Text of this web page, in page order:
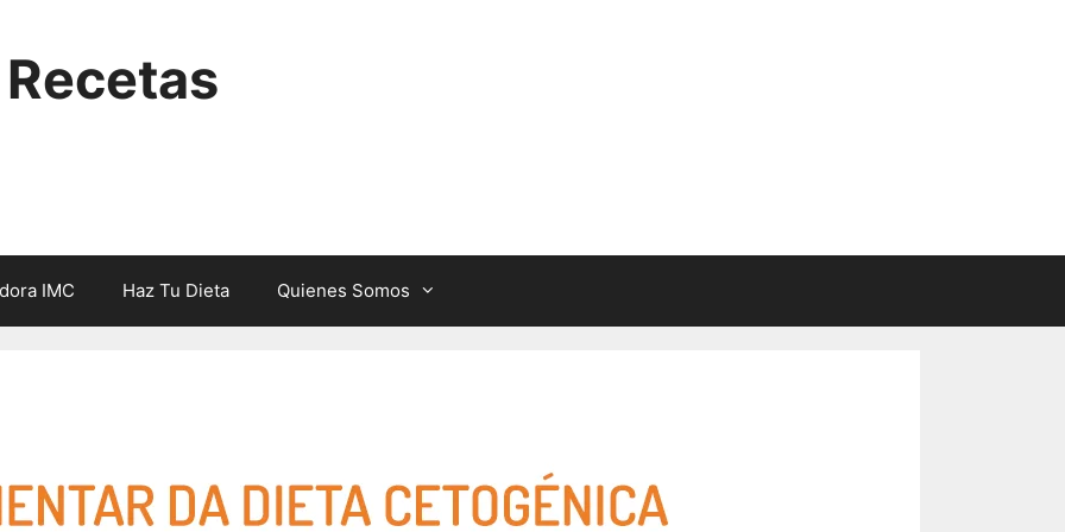
IMC Haz Tu Dieta Quienes Somos